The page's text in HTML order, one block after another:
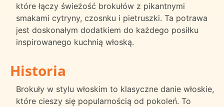
które łączy świeżość brokułów z pikantnymi
smakami cytryny, czosnku i pietruszki. Ta potrawa
jest doskonałym dodatkiem do każdego posiłku
inspirowanego kuchnią włoską.
Historia
Brokuły w stylu włoskim to klasyczne danie włoskie,
które cieszy się popularnością od pokoleń. To